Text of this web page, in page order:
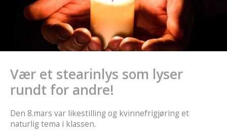
Vær et stearinlys som lyser
rundt for andre!
Den 8.mars var likestilling og kvinnefrigjøring et
naturlig tema i klassen.